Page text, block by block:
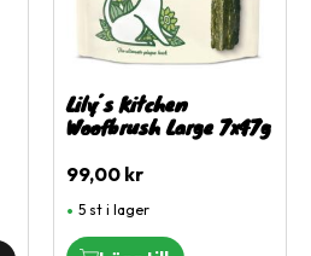
Lily´s Kitchen
Woofbrush Large 7x47g
99,00 kr
5 st i lager